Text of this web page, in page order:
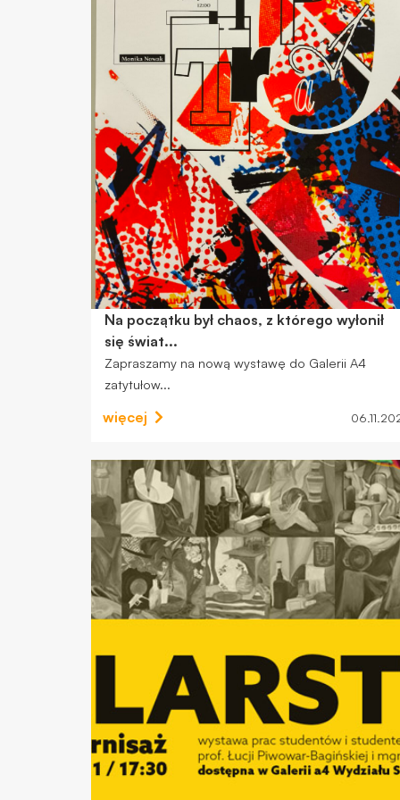
Na początku był chaos, z którego wyłonił
się świat...
Zapraszamy na nową wystawę do Galerii A4
zatytułow...
więcej